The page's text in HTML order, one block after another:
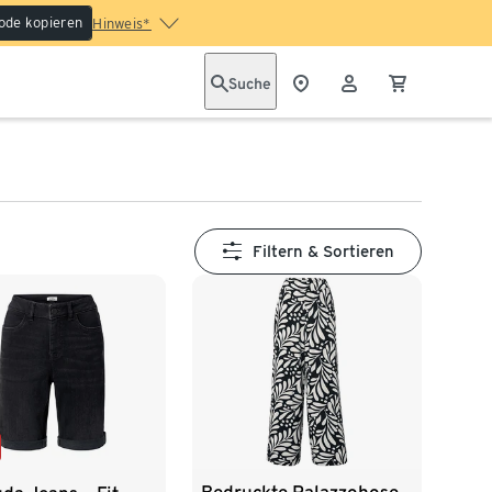
kopieren Hinweis*
Suche
Filtern & Sortieren